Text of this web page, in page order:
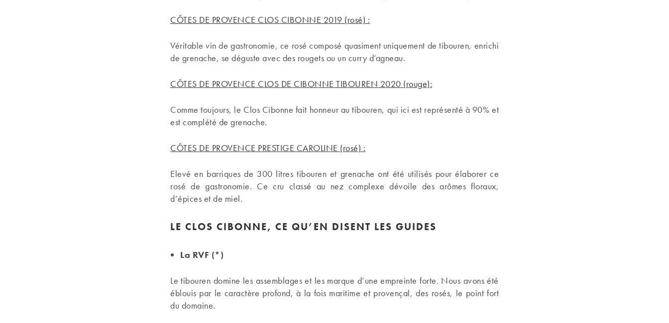
CÔTES DE PROVENCE CLOS CIBONNE 2019 (rosé) :
Véritable vin de gastronomie, ce rosé composé quasiment uniquement de tibouren, enrichi
de grenache, se déguste avec des rougets ou un curry d’agneau.
CÔTES DE PROVENCE CLOS DE CIBONNE TIBOUREN 2020 (rouge):
Comme toujours, le Clos Cibonne fait honneur au tibouren, qui ici est représenté à 90% et
est complété de grenache.
CÔTES DE PROVENCE PRESTIGE CAROLINE (rosé) :
Elevé en barriques de 300 litres tibouren et grenache ont été utilisés pour élaborer ce
rosé de gastronomie. Ce cru classé au nez complexe dévoile des arômes floraux,
d’épices et de miel.
LE CLOS CIBONNE, CE QU’EN DISENT LES GUIDES
La RVF (*)
Le tibouren domine les assemblages et les marque d’une empreinte forte. Nous avons été
éblouis par le caractère profond, à la fois maritime et provençal, des rosés, le point fort
du domaine.